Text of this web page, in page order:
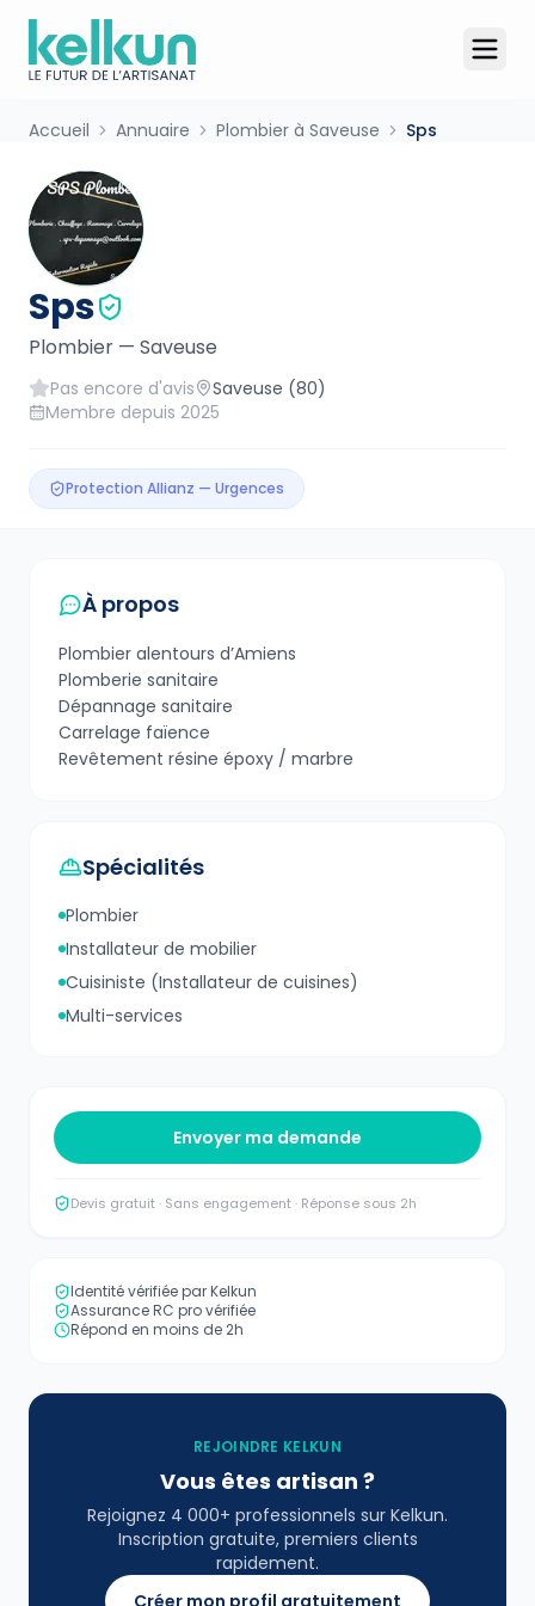
Accueil Annuaire Plombier à Saveuse Sps
Sps
Plombier — Saveuse
Pas encore d'avis Saveuse (80)
Membre depuis 2025
Protection Allianz — Urgences
À propos
Plombier alentours d’Amiens
Plomberie sanitaire
Dépannage sanitaire
Carrelage faïence
Revêtement résine époxy / marbre
Spécialités
Plombier
Installateur de mobilier
Cuisiniste (Installateur de cuisines)
Multi-services
Envoyer ma demande
Devis gratuit · Sans engagement · Réponse sous 2h
Identité vérifiée par Kelkun
Assurance RC pro vérifiée
Répond en moins de 2h
REJOINDRE KELKUN
Vous êtes artisan ?
Rejoignez 4 000+ professionnels sur Kelkun.
Inscription gratuite, premiers clients
rapidement.
Créer mon profil gratuitement